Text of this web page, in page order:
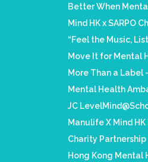
Better When
Mind HK x SARPO
“Feel the Music,
Move It for Mental
More Than a
Mental Health
JC
Manulife X Mind
Charity Partnership
Hong Kong Mental